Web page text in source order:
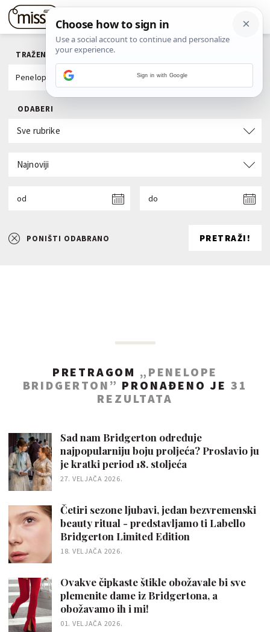
TRAŽENI POJAM
ODABERI
Sve rubrike
Najnoviji
od do
PONIŠTI ODABRANO PRETRAŽI!
PRETRAGOM „PENELOPE
BRIDGERTON” PRONAĐENO JE 31
REZULTATA
Sad nam Bridgerton određuje
najpopularniju boju proljeća? Proslavio ju
je kratki period 18. stoljeća
27. VELJAČA 2026.
Četiri sezone ljubavi, jedan bezvremenski
beauty ritual - predstavljamo ti Labello
Bridgerton Limited Edition
18. VELJAČA 2026.
Ovakve čipkaste štikle obožavale bi sve
plemenite dame iz Bridgertona, a
obožavamo ih i mi!
01. VELJAČA 2026.
Sign in with Google